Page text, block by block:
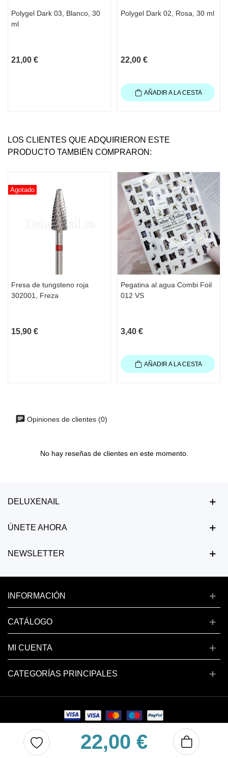
Polygel Dark 03, Blanco, 30
ml
21,00 €
Polygel Dark 02, Rosa, 30 ml
22,00 €
AÑADIR A LA CESTA
LOS CLIENTES QUE ADQUIRIERON ESTE
PRODUCTO TAMBIÉN COMPRARON:
Agotado
Fresa de tungsteno roja
302001, Freza
15,90 €
Pegatina al agua Combi Foil
012 VS
3,40 €
AÑADIR A LA CESTA
Opiniones de clientes (0)
No hay reseñas de clientes en este momento.
22,00 €
DELUXENAIL
ÚNETE AHORA
NEWSLETTER
INFORMACIÓN
CATÁLOGO
MI CUENTA
CATEGORÍAS PRINCIPALES
Copyright © 2024 deluxenail.es